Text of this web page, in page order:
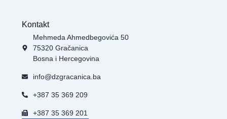
Kontakt
Mehmeda Ahmedbegovića 50
75320 Gračanica
Bosna i Hercegovina
info@dzgracanica.ba
+387 35 369 209
+387 35 369 201